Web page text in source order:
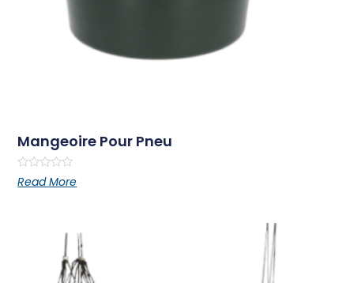
Mangeoire Pour Pneu
Rated
0
Read More